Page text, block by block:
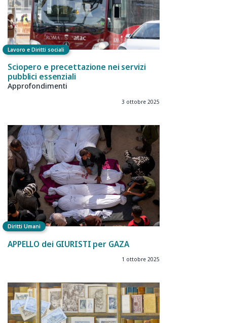
Lavoro e Diritti sociali
Sciopero e precettazione nei servizi
pubblici essenziali
Approfondimenti
3 ottobre 2025
Diritti Umani
APPELLO dei GIURISTI per GAZA
1 ottobre 2025